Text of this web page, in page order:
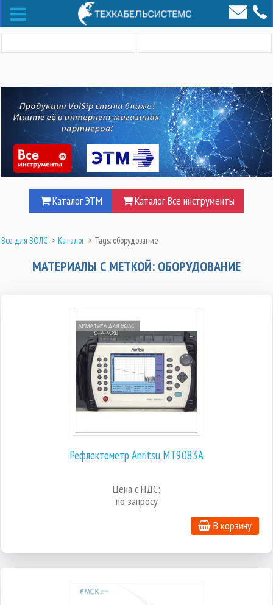
Каталог ЭТМ Каталог Все инструменты
Все для ВОЛС > Каталог > Tags: оборудование
МАТЕРИАЛЫ С МЕТКОЙ: ОБОРУДОВАНИЕ
Рефлектометр Anritsu MT9083A
Цена с НДС:
по запросу
В корзину